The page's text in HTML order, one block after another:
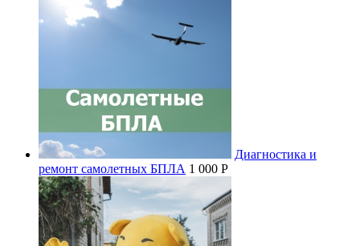
Диагностика и
ремонт самолетных БПЛА 1 000 P